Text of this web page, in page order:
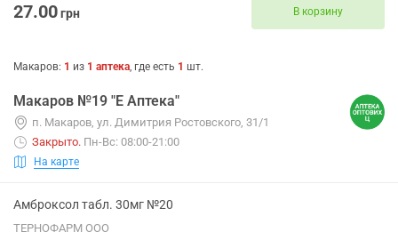
27.00грн В корзину
Макаров: 1 из 1 аптека, где есть 1 шт.
Макаров №19 "Е Аптека"
п. Макаров, ул. Димитрия Ростовского, 31/1
Закрыто. Пн-Вс: 08:00-21:00
На карте
Амброксол табл. 30мг №20
ТЕРНОФАРМ ООО